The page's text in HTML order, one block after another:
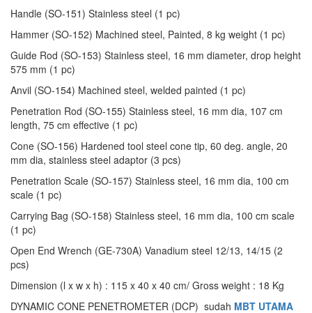
Handle (SO-151) Stainless steel (1 pc)
Hammer (SO-152) Machined steel, Painted, 8 kg weight (1 pc)
Guide Rod (SO-153) Stainless steel, 16 mm diameter, drop height
575 mm (1 pc)
Anvil (SO-154) Machined steel, welded painted (1 pc)
Penetration Rod (SO-155) Stainless steel, 16 mm dia, 107 cm
length, 75 cm effective (1 pc)
Cone (SO-156) Hardened tool steel cone tip, 60 deg. angle, 20
mm dia, stainless steel adaptor (3 pcs)
Penetration Scale (SO-157) Stainless steel, 16 mm dia, 100 cm
scale (1 pc)
Carrying Bag (SO-158) Stainless steel, 16 mm dia, 100 cm scale
(1 pc)
Open End Wrench (GE-730A) Vanadium steel 12/13, 14/15 (2
pcs)
Dimension (l x w x h) : 115 x 40 x 40 cm/ Gross weight : 18 Kg
DYNAMIC CONE PENETROMETER (DCP) sudah MBT UTAMA